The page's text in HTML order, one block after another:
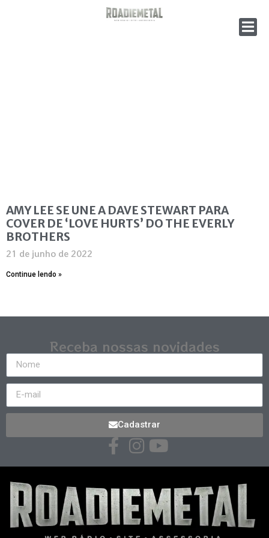
AMY LEE SE UNE A DAVE STEWART PARA
COVER DE ‘LOVE HURTS’ DO THE EVERLY
BROTHERS
21 de junho de 2022
Continue lendo »
Receba nossas novidades
Cadastrar